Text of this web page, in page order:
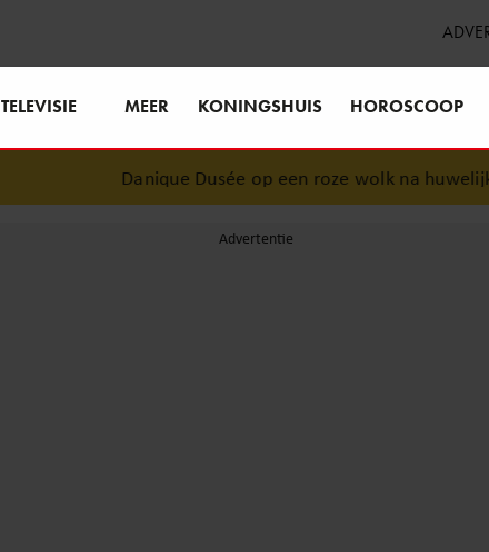
TELEVISIE MEER KONINGSHUIS HOROSCOOP
Danique Dusée op een roze wolk na